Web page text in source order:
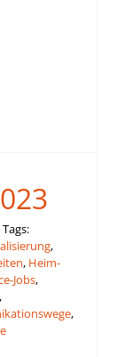
Tags:
,
, Heim-
Jobs,
,
,